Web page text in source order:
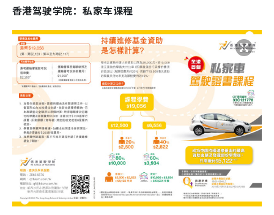
香港驾驶学院：私家车课程